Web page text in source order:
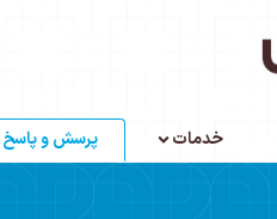
خدمات پرسش و پاسخ